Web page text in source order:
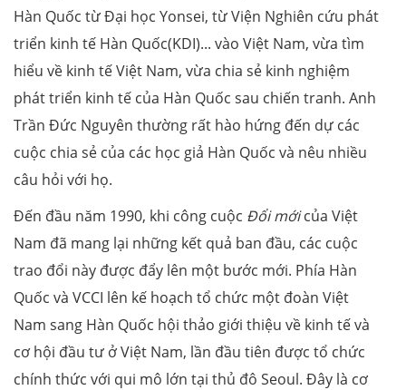
Hàn Quốc từ Đại học Yonsei, từ Viện Nghiên cứu phát
triển kinh tế Hàn Quốc(KDI)... vào Việt Nam, vừa tìm
hiểu về kinh tế Việt Nam, vừa chia sẻ kinh nghiệm
phát triển kinh tế của Hàn Quốc sau chiến tranh. Anh
Trần Đức Nguyên thường rất hào hứng đến dự các
cuộc chia sẻ của các học giả Hàn Quốc và nêu nhiều
câu hỏi với họ.
Đến đầu năm 1990, khi công cuộc Đổi mớicủa Việt
Nam đã mang lại những kết quả ban đầu, các cuộc
trao đổi này được đẩy lên một bước mới. Phía Hàn
Quốc và VCCI lên kế hoạch tổ chức một đoàn Việt
Nam sang Hàn Quốc hội thảo giới thiệu về kinh tế và
cơ hội đầu tư ở Việt Nam, lần đầu tiên được tổ chức
chính thức với qui mô lớn tại thủ đô Seoul. Đây là cơ